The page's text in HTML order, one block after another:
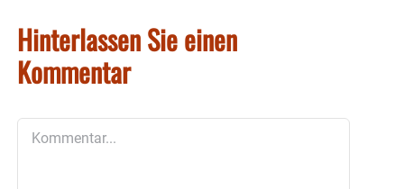
Hinterlassen Sie einen
Kommentar